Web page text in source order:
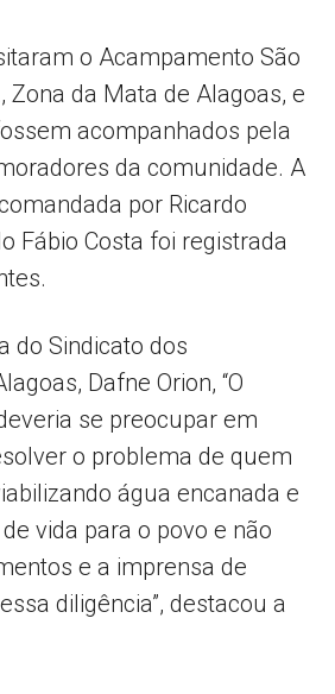
o Acampamento São
Zona da Mata de Alagoas, e
acompanhados pela
da comunidade. A
por Ricardo
Fábio Costa foi registrada
do Sindicato dos
Dafne Orion, “O
se preocupar em
o problema de quem
água encanada e
vida para o povo e não
e a imprensa de
diligência”, destacou a